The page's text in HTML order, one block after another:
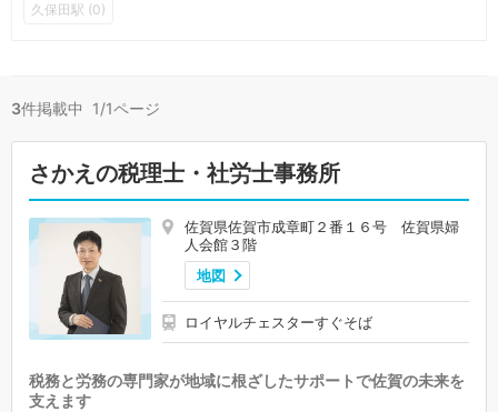
久保田駅 (0)
3件掲載中 1/1ページ
さかえの税理士・社労士事務所
佐賀県佐賀市成章町２番１６号 佐賀県婦
人会館３階
地図
ロイヤルチェスターすぐそば
税務と労務の専門家が地域に根ざしたサポートで佐賀の未来を
支えます